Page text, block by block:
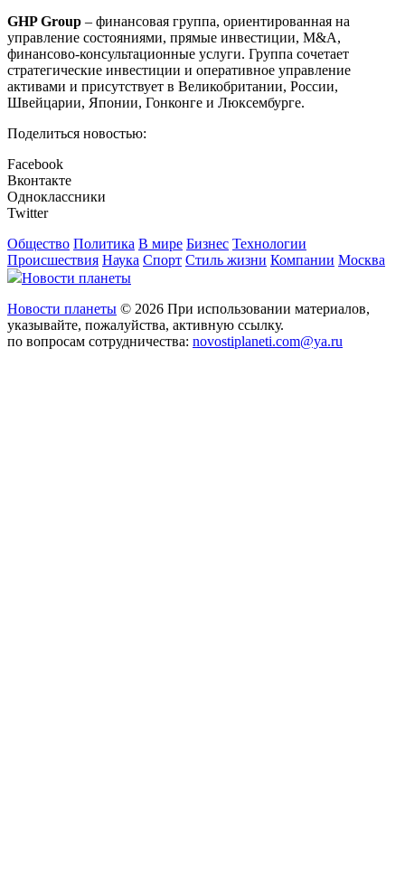
GHP Group – финансовая группа, ориентированная на
управление состояниями, прямые инвестиции, M&A,
финансово-консультационные услуги. Группа сочетает
стратегические инвестиции и оперативное управление
активами и присутствует в Великобритании, России,
Швейцарии, Японии, Гонконге и Люксембурге.
Поделиться новостью:
Facebook
Вконтакте
Одноклассники
Twitter
Общество Политика В мире Бизнес Технологии
Происшествия Наука Спорт Стиль жизни Компании Москва
Новости планеты
Новости планеты © 2026 При использовании материалов,
указывайте, пожалуйства, активную ссылку.
по вопросам сотрудничества: novostiplaneti.com@ya.ru